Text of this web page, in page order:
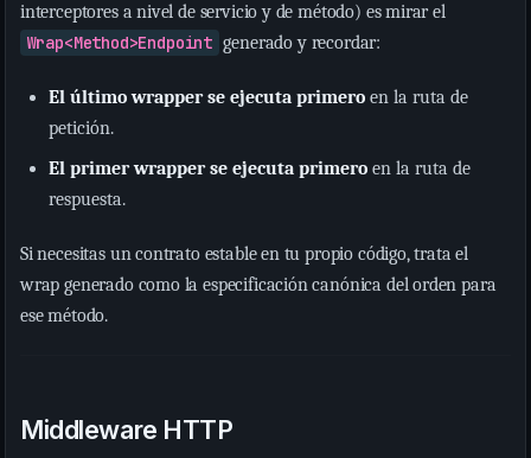
interceptores a nivel de servicio y de método) es mirar el
Wrap<Method>Endpoint generado y recordar:
El último wrapper se ejecuta primero en la ruta de
petición.
El primer wrapper se ejecuta primero en la ruta de
respuesta.
Si necesitas un contrato estable en tu propio código, trata el
wrap generado como la especificación canónica del orden para
ese método.
Middleware HTTP